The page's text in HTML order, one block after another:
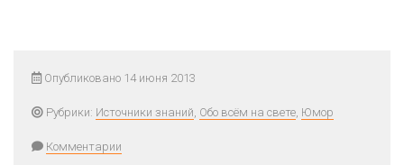
Опубликовано 14 июня 2013
Рубрики: Источники знаний, Обо всём на свете, Юмор
Комментарии